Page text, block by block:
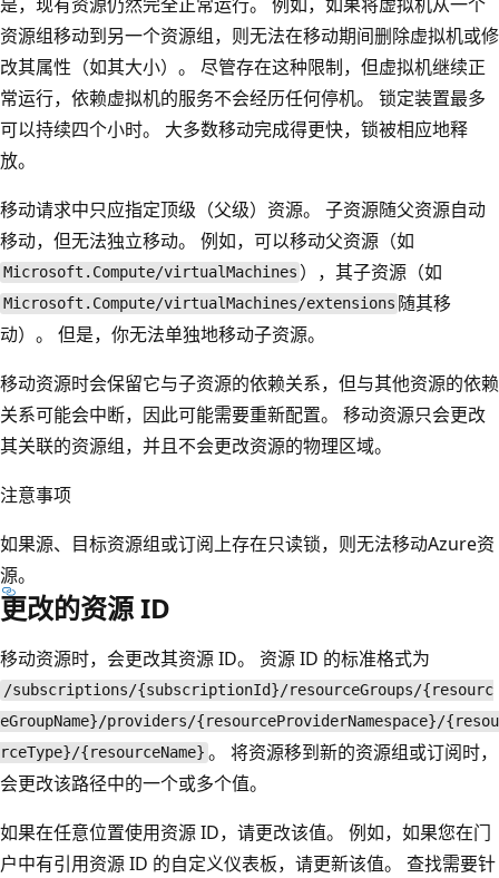
资源组移动到另一个资源组，则无法在移动期间删除虚拟机或修
改其属性（如其大小）。 尽管存在这种限制，但虚拟机继续正
常运行，依赖虚拟机的服务不会经历任何停机。 锁定装置最多
可以持续四个小时。 大多数移动完成得更快，锁被相应地释
放。
移动请求中只应指定顶级（父级）资源。 子资源随父资源自动
移动，但无法独立移动。 例如，可以移动父资源（如
Microsoft.Compute/virtualMachines ），其子资源（如
Microsoft.Compute/virtualMachines/extensions 随其移
动）。 但是，你无法单独地移动子资源。
移动资源时会保留它与子资源的依赖关系，但与其他资源的依赖
关系可能会中断，因此可能需要重新配置。 移动资源只会更改
其关联的资源组，并且不会更改资源的物理区域。
注意事项
如果源、目标资源组或订阅上存在只读锁，则无法移动Azure资
源。
更改的资源 ID
移动资源时，会更改其资源 ID。 资源 ID 的标准格式为
/subscriptions/{subscriptionId}/resourceGroups/{resourc
eGroupName}/providers/{resourceProviderNamespace}/{resou
rceType}/{resourceName} 。 将资源移到新的资源组或订阅时，
会更改该路径中的一个或多个值。
如果在任意位置使用资源 ID，请更改该值。 例如，如果您在门
户中有引用资源 ID 的自定义仪表板，请更新该值。 查找需要针